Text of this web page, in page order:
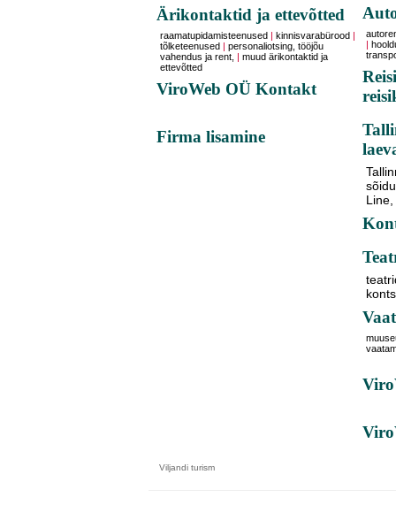
Ärikontaktid ja ettevõtted
raamatupidamisteenused kinnisvarabürood
tõlketeenused
|personaliotsing, tööjõu
vahendus ja rent,
|muud ärikontaktid ja
ettevõtted
ViroWeb OÜ Kontakt
Firma lisamine
Viljandi turism